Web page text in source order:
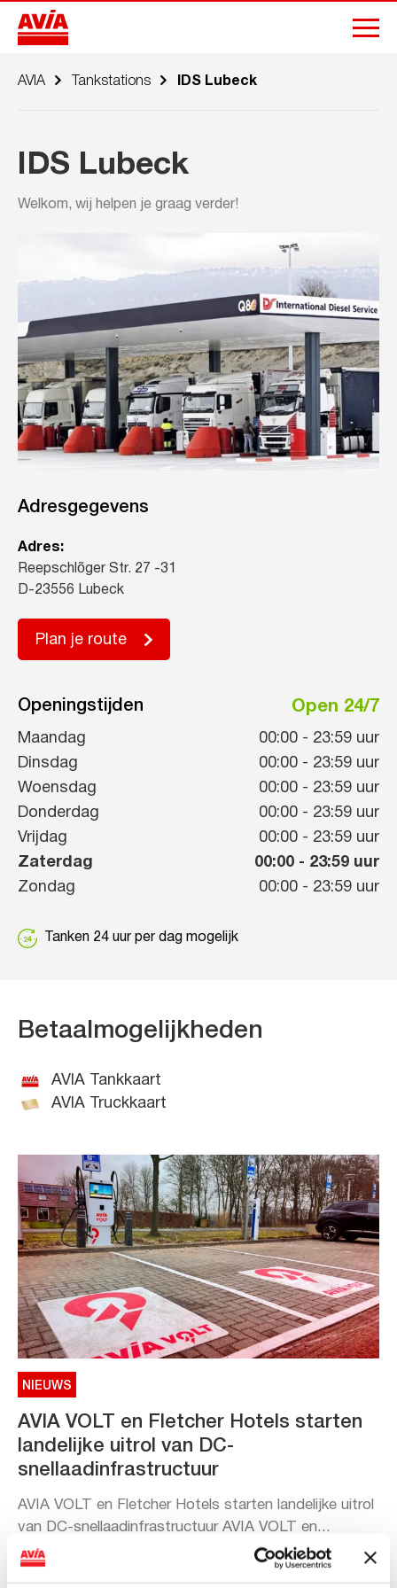
AVIA Tankstations IDS Lubeck
IDS Lubeck
Welkom, wij helpen je graag verder!
Adresgegevens
Adres:
Reepschlõger Str. 27 -31
D-23556 Lubeck
Plan je route
Openingstijden Open 24/7
Maandag 00:00 - 23:59 uur
Dinsdag
00:00 - 23:59 uur
Woensdag
00:00 - 23:59 uur
Donderdag
00:00 - 23:59 uur
Vrijdag
00:00 - 23:59 uur
Zaterdag
00:00 - 23:59 uur
Zondag
00:00 - 23:59 uur
Tanken 24 uur per dag mogelijk
Betaalmogelijkheden
AVIA Tankkaart
AVIA Truckkaart
NIEUWS
AVIA VOLT en Fletcher Hotels starten
landelijke uitrol van DC-
snellaadinfrastructuur
AVIA VOLT en Fletcher Hotels starten landelijke uitrol
van DC-snellaadinfrastructuur AVIA VOLT en...
Lees verder